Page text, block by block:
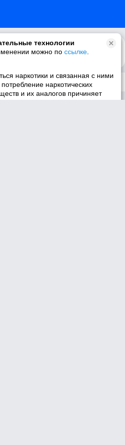
технологии
можно по ссылке
наркотики и связанная с ними
наркотических
и их аналогов причиняет